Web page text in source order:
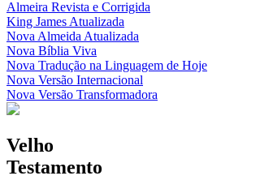
Almeira Revista e Corrigida
King James Atualizada
Nova Almeida Atualizada
Nova Bíblia Viva
Nova Tradução na Linguagem de Hoje
Nova Versão Internacional
Nova Versão Transformadora
Velho
Testamento